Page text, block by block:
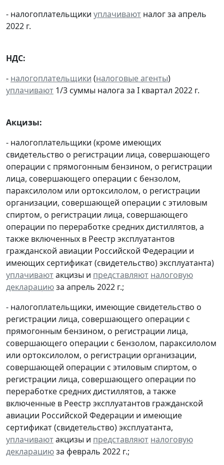
- налогоплательщики уплачивают налог за апрель
2022 г.
НДС:
- налогоплательщики (налоговые агенты)
уплачивают 1/3 суммы налога за I квартал 2022 г.
Акцизы:
- налогоплательщики (кроме имеющих
свидетельство о регистрации лица, совершающего
операции с прямогонным бензином, о регистрации
лица, совершающего операции с бензолом,
параксилолом или ортоксилолом, о регистрации
организации, совершающей операции с этиловым
спиртом, о регистрации лица, совершающего
операции по переработке средних дистиллятов, а
также включенных в Реестр эксплуатантов
гражданской авиации Российской Федерации и
имеющих сертификат (свидетельство) эксплуатанта)
уплачиваютакцизы и представляют налоговую
декларациюза апрель 2022 г.;
- налогоплательщики, имеющие свидетельство о
регистрации лица, совершающего операции с
прямогонным бензином, о регистрации лица,
совершающего операции с бензолом, параксилолом
или ортоксилолом, о регистрации организации,
совершающей операции с этиловым спиртом, о
регистрации лица, совершающего операции по
переработке средних дистиллятов, а также
включенные в Реестр эксплуатантов гражданской
авиации Российской Федерации и имеющие
сертификат (свидетельство) эксплуатанта,
уплачиваютакцизы и представляют налоговую
декларациюза февраль 2022 г.;